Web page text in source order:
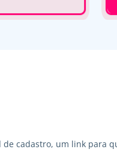
cadastro, um link para